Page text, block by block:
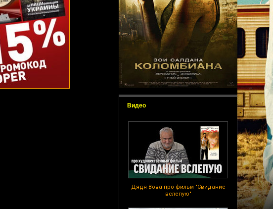
Видео
Дядя Вова про фильм "Свидание
вслепую"